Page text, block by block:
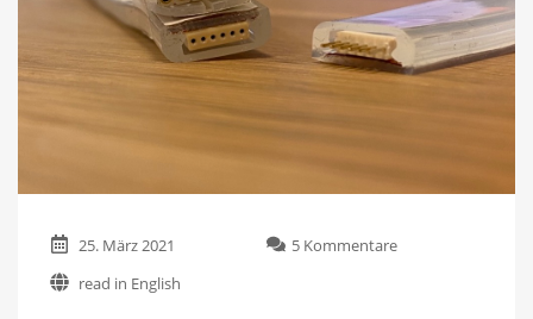
25. März 2021 5 Kommentarezu
read in English